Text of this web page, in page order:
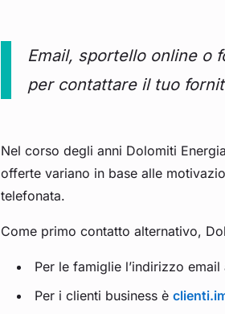
Email, sportello online o
per contattare il tuo
Nel corso degli anni Dolomiti
offerte variano in base alle
telefonata.
Come primo contatto alternativo,
Per le famiglie l’indirizzo
Per i clienti business è